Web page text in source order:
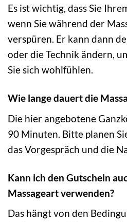
Es ist wichtig, dass Sie
wenn Sie während der
verspüren. Er kann dann
oder die Technik ändern,
Sie sich wohlfühlen.
Wie lange dauert die
Die hier angebotene
90 Minuten. Bitte planen
das Vorgespräch und die
Kann ich den Gutschein
Massageart verwenden?
Das hängt von den